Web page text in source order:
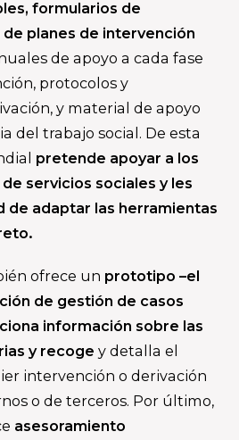
formularios de
planes de intervención
de apoyo a cada fase
protocolos y
y material de apoyo
del trabajo social. De esta
pretende apoyar a los
servicios sociales y les
de adaptar las herramientas
ofrece un prototipo –el
de gestión de casos
información sobre las
y recoge y detalla el
intervención o derivación
o de terceros. Por último,
asesoramiento